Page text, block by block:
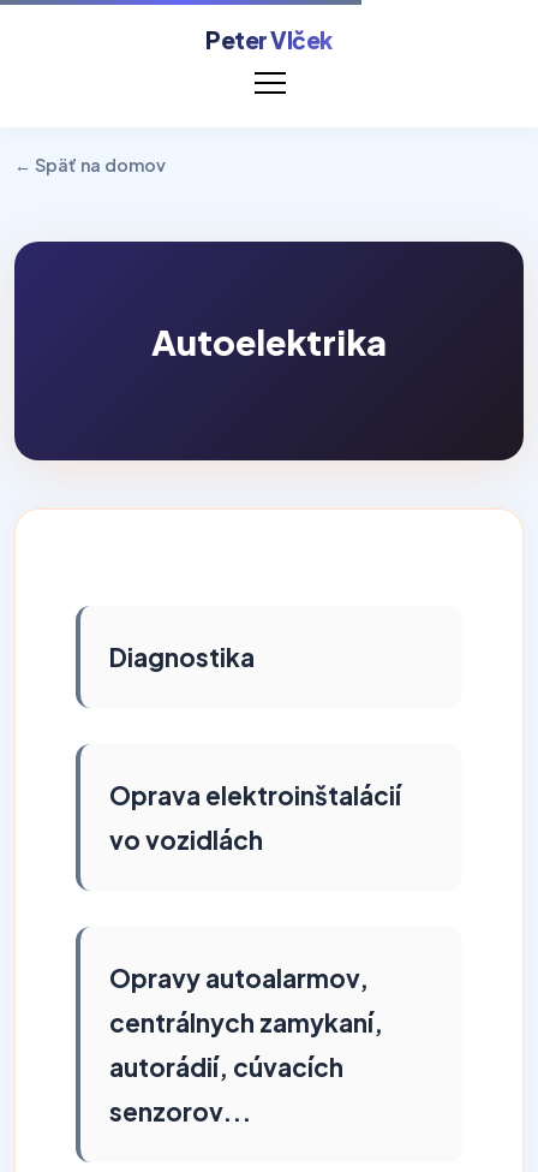
Peter Vlček
← Späť na domov
Autoelektrika
Diagnostika
Oprava elektroinštalácií
vo vozidlách
Opravy autoalarmov,
centrálnych zamykaní,
autorádií, cúvacích
senzorov...